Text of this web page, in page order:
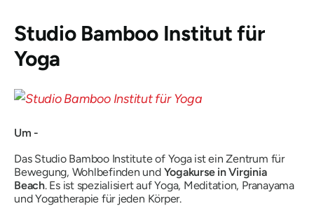
Studio Bamboo Institut für
Yoga
Um -
Das Studio Bamboo Institute of Yoga ist ein Zentrum für
Bewegung, Wohlbefinden und Yogakurse in Virginia
Beach. Es ist spezialisiert auf Yoga, Meditation, Pranayama
und Yogatherapie für jeden Körper.